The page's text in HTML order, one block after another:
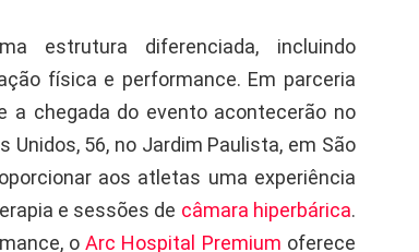
estrutura diferenciada, incluindo
física e performance. Em parceria
a chegada do evento acontecerão no
Unidos, 56, no Jardim Paulista, em São
aos atletas uma experiência
e sessões de câmara hiperbárica.
oArc Hospital Premium oferece